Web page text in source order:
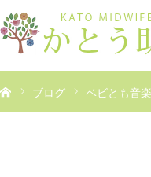
ブログ ベビとも音